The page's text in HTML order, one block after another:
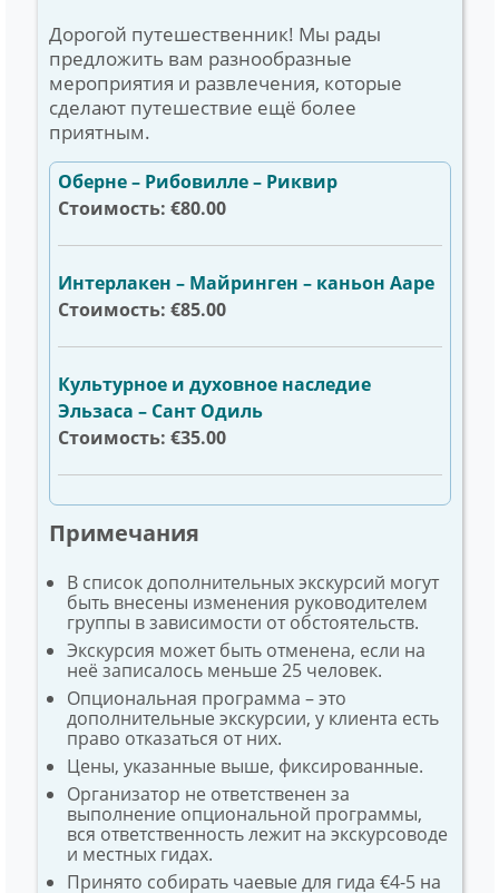
Дорогой путешественник! Мы рады
предложить вам разнообразные
мероприятия и развлечения, которые
сделают путешествие ещё более
приятным.
Оберне – Рибовилле – Риквир
Стоимость: €80.00
Интерлакен – Майринген – каньон Ааре
Стоимость: €85.00
Культурное и духовное наследие
Эльзаса – Сант Одиль
Стоимость: €35.00
Примечания
В список дополнительных экскурсий могут
быть внесены изменения руководителем
группы в зависимости от обстоятельств.
Экскурсия может быть отменена, если на
неё записалось меньше 25 человек.
Опциональная программа – это
дополнительные экскурсии, у клиента есть
право отказаться от них.
Цены, указанные выше, фиксированные.
Организатор не ответственен за
выполнение опциональной программы,
вся ответственность лежит на экскурсоводе
и местных гидах.
Принято собирать чаевые для гида €4-5 на